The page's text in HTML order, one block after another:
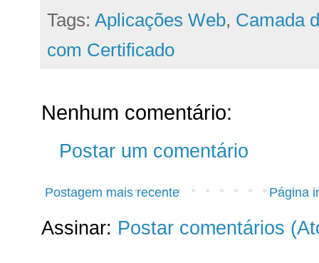
Tags: Aplicações Web, Camada
com Certificado
Nenhum comentário:
Postar um comentário
Postagem mais recente Página
Assinar: Postar comentários